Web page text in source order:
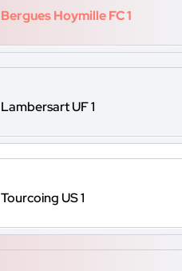
Bergues Hoymille FC 1
Lambersart UF 1
Tourcoing US 1